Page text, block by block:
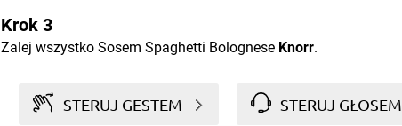
Krok 3
Zalej wszystko Sosem Spaghetti Bolognese Knorr.
STERUJ GESTEM STERUJ GŁOSEM